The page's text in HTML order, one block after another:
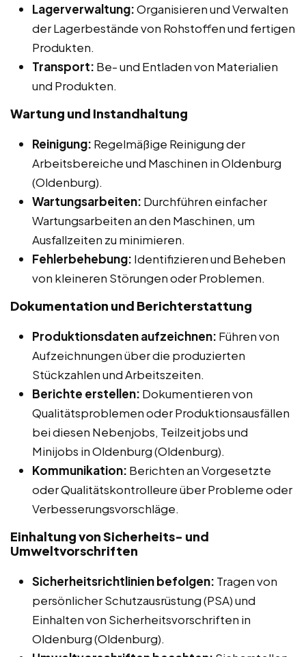
Lagerverwaltung:Organisieren und Verwalten
der Lagerbestände von Rohstoffen und fertigen
Produkten.
Transport: Be- und Entladen von Materialien
und Produkten.
Wartung und Instandhaltung
Reinigung: Regelmäßige Reinigung der
Arbeitsbereiche und Maschinen in Oldenburg
(Oldenburg).
Wartungsarbeiten: Durchführen einfacher
Wartungsarbeiten an den Maschinen, um
Ausfallzeiten zu minimieren.
Fehlerbehebung: Identifizieren und Beheben
von kleineren Störungen oder Problemen.
Dokumentation und Berichterstattung
Produktionsdaten aufzeichnen: Führen von
Aufzeichnungen über die produzierten
Stückzahlen und Arbeitszeiten.
Berichte erstellen: Dokumentieren von
Qualitätsproblemen oder Produktionsausfällen
bei diesen Nebenjobs, Teilzeitjobs und
Minijobs in Oldenburg (Oldenburg).
Kommunikation: Berichten an Vorgesetzte
oder Qualitätskontrolleure über Probleme oder
Verbesserungsvorschläge.
Einhaltung von Sicherheits- und
Umweltvorschriften
Sicherheitsrichtlinien befolgen: Tragen von
persönlicher Schutzausrüstung (PSA) und
Einhalten von Sicherheitsvorschriften in
Oldenburg (Oldenburg).